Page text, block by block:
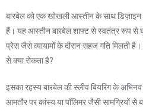
बारबेल को एक खोखली आस्तीन के साथ डिज़ाइन
हैं। यह आस्तीन बारबेल शाफ्ट से स्वतंत्र रूप से
प्रेस जैसे व्यायामों के दौरान सहज गति मिलती
से क्या रोकता है?
इसका रहस्य बारबेल की स्लीव बियरिंग के
आमतौर पर कांस्य या पॉलिमर जैसी सामग्रियों से